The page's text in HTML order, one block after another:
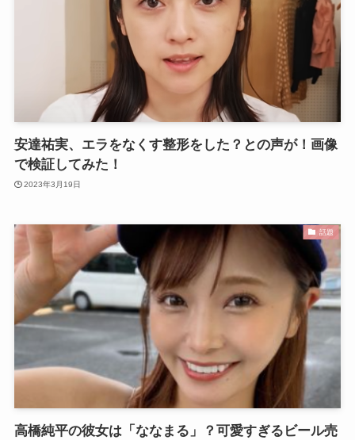
安達祐実、エラをなくす整形をした？との声が！画像
で検証してみた！
2023年3月19日
話題
高橋純平の彼女は「ななまる」？可愛すぎるビール売